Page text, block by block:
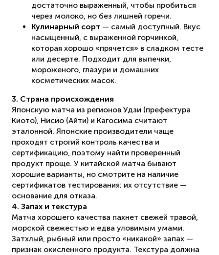
достаточно выраженный, чтобы пробиться
через молоко, но без лишней горечи.
Кулинарный сорт — самый доступный. Вкус
насыщенный, с выраженной горчинкой,
которая хорошо «прячется» в сладком тесте
или десерте. Подходит для выпечки,
мороженого, глазури и домашних
косметических масок.
3. Страна происхождения
Японскую матча из регионов Удзи (префектура
Киото), Нисио (Айти) и Кагосима считают
эталонной. Японские производители чаще
проходят строгий контроль качества и
сертификацию, поэтому найти проверенный
продукт проще. У китайской матча бывают
хорошие варианты, но смотрите на наличие
сертификатов тестирования: их отсутствие —
основание для отказа.
4. Запах и текстура
Матча хорошего качества пахнет свежей травой,
морской свежестью и едва уловимым умами.
Затхлый, рыбный или просто «никакой» запах —
признак окисленного продукта. Текстура должна